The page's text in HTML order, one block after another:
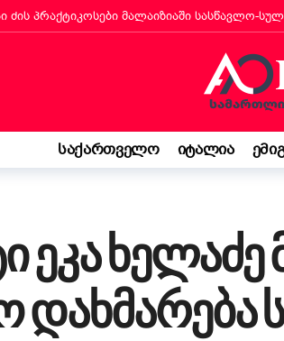
ქართველ ემიგრანტს იტალიის
მოსწავლემ იტალიაში პოეზიის
„კოლფ-ბადანტემ“ შემოსავლის
„უსაფრთხოების დეკრეტი“
სიცოცხლე მაჩუქა, საქართველო კი ჩემი
საქართველო იტალია
ეკა ხელაძე
დახმარება